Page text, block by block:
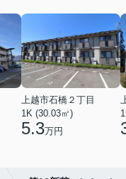
上越市石橋２丁目
1K (30.03㎡)
5.3万円